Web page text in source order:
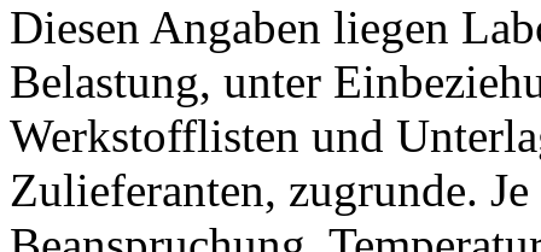
Diesen Angaben liegen
Belastung, unter
Werkstofflisten und
Zulieferanten, zugrunde.